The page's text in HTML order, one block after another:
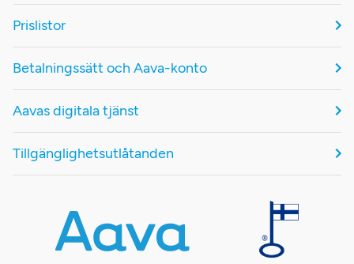
Prislistor
Betalningssätt och Aava-konto
Aavas digitala tjänst
Tillgänglighetsutlåtanden